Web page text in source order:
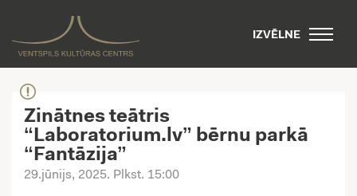
IZVĒLNE
Zinātnes teātris
“Laboratorium.lv” bērnu parkā
“Fantāzija”
29.jūnijs, 2025. Plkst. 15:00